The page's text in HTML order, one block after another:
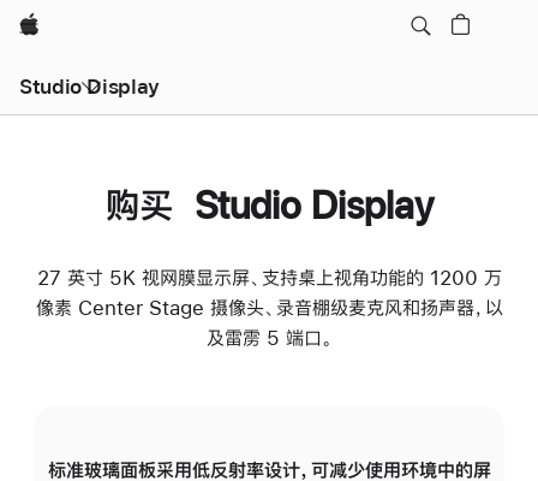
Apple
Studio Display
购买 Studio Display
27 英寸 5K 视网膜显示屏、支持桌上视角功能的 1200 万
像素 Center Stage 摄像头、录音棚级麦克风和扬声器，以
及雷雳 5 端口。
标准玻璃面板采用低反射率设计，可减少使用环境中的屏